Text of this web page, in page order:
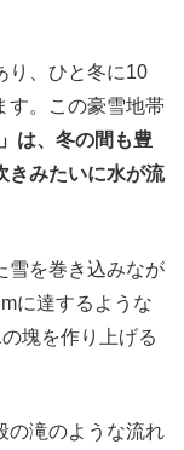
り、ひと冬に10
す。この豪雪地帯
は、冬の間も豊
きみたいに水が流
雪を巻き込みなが
に達するような
塊を作り上げる
の滝のような流れ